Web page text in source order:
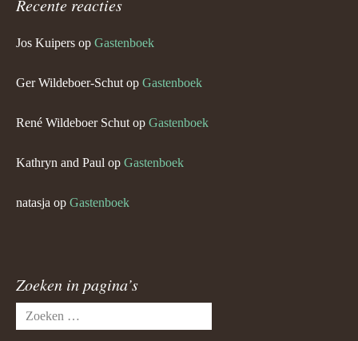
Recente reacties
Jos Kuipers op Gastenboek
Ger Wildeboer-Schut op Gastenboek
René Wildeboer Schut op Gastenboek
Kathryn and Paul op Gastenboek
natasja op Gastenboek
Zoeken in pagina’s
Zoeken
naar: